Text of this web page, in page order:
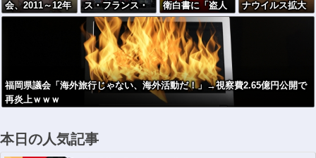
会、2011～12年
に国際審判員ら
ス・フランス・
ドイツ「日本行
きたい」検索ラ
ンキング上位独
占ｗｗｗ
衛白書に「盗人
たけだけしい」
ナウイルス拡大
「治療薬販売制
福岡県議会「海外旅行じゃない、海外活動だ！」→視察費2.65億円公開で
再炎上ｗｗｗ
本日の人気記事